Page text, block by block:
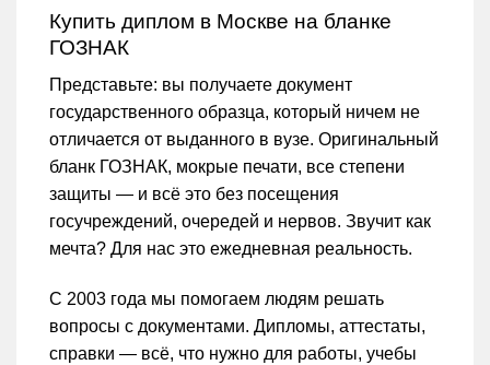
Купить диплом в Москве на бланке
ГОЗНАК
Представьте: вы получаете документ
государственного образца, который ничем не
отличается от выданного в вузе. Оригинальный
бланк ГОЗНАК, мокрые печати, все степени
защиты — и всё это без посещения
госучреждений, очередей и нервов. Звучит как
мечта? Для нас это ежедневная реальность.
С 2003 года мы помогаем людям решать
вопросы с документами. Дипломы, аттестаты,
справки — всё, что нужно для работы, учебы